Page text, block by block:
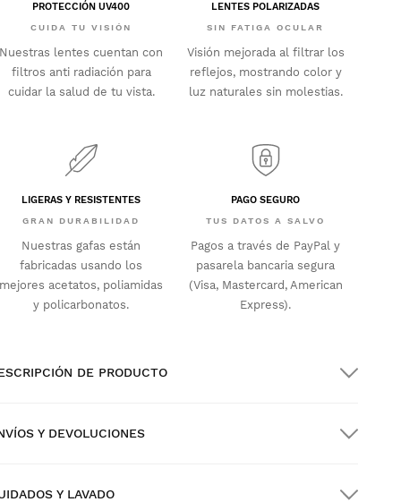
PROTECCIÓN UV400
CUIDA TU VISIÓN
Nuestras lentes cuentan con
filtros anti radiación para
cuidar la salud de tu vista.
LENTES POLARIZADAS
SIN FATIGA OCULAR
Visión mejorada al filtrar los
reflejos, mostrando color y
luz naturales sin molestias.
LIGERAS Y RESISTENTES
GRAN DURABILIDAD
Nuestras gafas están
fabricadas usando los
mejores acetatos, poliamidas
y policarbonatos.
PAGO SEGURO
TUS DATOS A SALVO
Pagos a través de PayPal y
pasarela bancaria segura
(Visa, Mastercard, American
Express).
DE PRODUCTO
Y DEVOLUCIONES
Y LAVADO